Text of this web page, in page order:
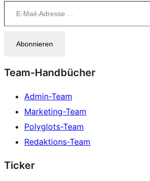
Abonnieren
Team-Handbücher
Admin-Team
Marketing-Team
Polyglots-Team
Redaktions-Team
Ticker